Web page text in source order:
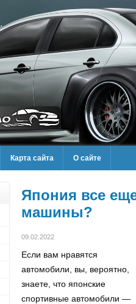
Карта сайта О сайте
Япония все
машины?
09.02.2022
Если вам нравятся
автомобили, вы, вероятно,
знаете, что японские
спортивные автомобили —